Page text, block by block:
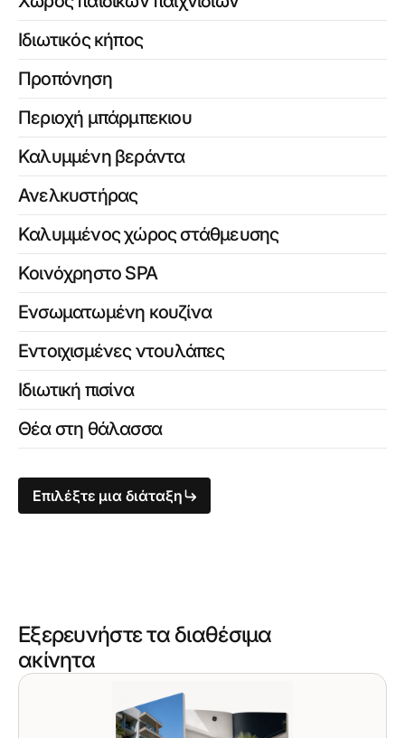
Επιλέξτε μια διάταξη
Ιδιωτικός κήπος
Προπόνηση
Περιοχή μπάρμπεκιου
Καλυμμένη βεράντα
Ανελκυστήρας
Καλυμμένος χώρος στάθμευσης
Κοινόχρηστο SPA
Ενσωματωμένη κουζίνα
Εντοιχισμένες ντουλάπες
Ιδιωτική πισίνα
Θέα στη θάλασσα
Εξερευνήστε τα διαθέσιμα
ακίνητα